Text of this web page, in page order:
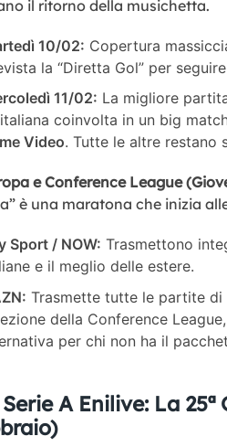
il ritorno della musichetta.
10/02: Copertura
la “Diretta Gol” per
11/02: La migliore
coinvolta in un big
Video. Tutte le altre restano
e Conference League
è una maratona che inizia
Sport / NOW: Trasmettono
e il meglio delle estere.
Trasmette tutte le partite di
della Conference
per chi non ha il
A Enilive: La 25ª